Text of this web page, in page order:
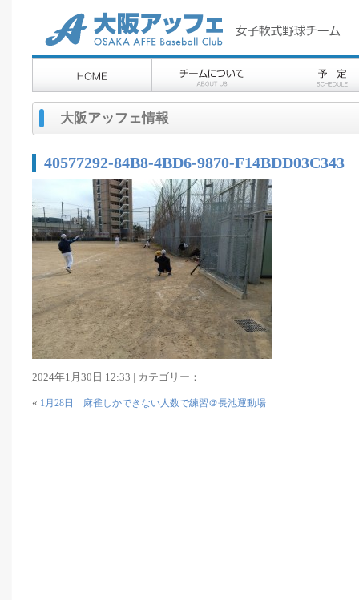
大阪アッフェ情報
40577292-84B8-4BD6-9870-F14BDD03C343
2024年1月30日 12:33 | カテゴリー：
« 1月28日 麻雀しかできない人数で練習＠長池運動場